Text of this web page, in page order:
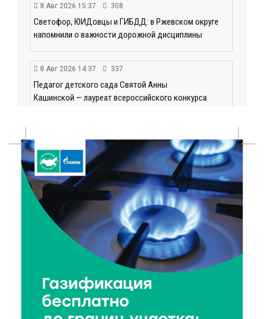
8 Авг 2026 15:37 308
Светофор, ЮИДовцы и ГИБДД: в Ржевском округе
напомнили о важности дорожной дисциплины
8 Авг 2026 14:37 337
Педагог детского сада Святой Анны
Кашинской — лауреат всероссийского конкурса
Тверские экологи сняли на видео медвежий обед
8 Авг 2026 14:14 432
Виталий Королев запустил веловолну на Волге в
Калязине
8 Авг 2026 13:37 712
Чем удивит X Международный фестиваль «Калитка»
8 Авг 2026 12:37 408